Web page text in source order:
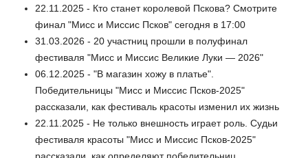
22.11.2025 - Кто станет королевой Пскова? Смотрите
финал "Мисс и Миссис Псков" сегодня в 17:00
31.03.2026 - 20 участниц прошли в полуфинал
фестиваля "Мисс и Миссис Великие Луки — 2026"
06.12.2025 - "В магазин хожу в платье".
Победительницы "Мисс и Миссис Псков-2025"
рассказали, как фестиваль красоты изменил их жизнь
22.11.2025 - Не только внешность играет роль. Судьи
фестиваля красоты "Мисс и Миссис Псков-2025"